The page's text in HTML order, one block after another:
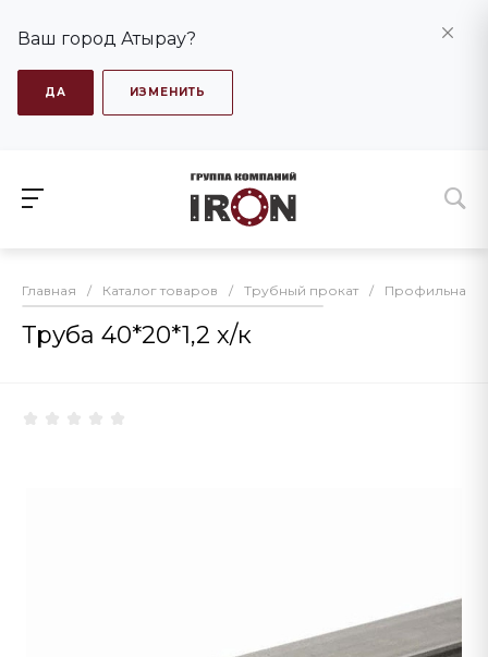
Ваш город Атырау?
ДА ИЗМЕНИТЬ
Главная / Каталог товаров / Трубный прокат / Профильная
Труба 40*20*1,2 х/к